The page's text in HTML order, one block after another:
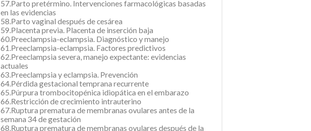
57.Parto pretérmino. Intervenciones farmacológicas basadas
en las evidencias
58.Parto vaginal después de cesárea
59.Placenta previa. Placenta de inserción baja
60.Preeclampsia-eclampsia. Diagnóstico y manejo
61.Preeclampsia-eclampsia. Factores predictivos
62.Preeclampsia severa, manejo expectante: evidencias
actuales
63.Preeclampsia y eclampsia. Prevención
64.Pérdida gestacional temprana recurrente
65.Púrpura trombocitopénica idiopática en el embarazo
66.Restricción de crecimiento intrauterino
67.Ruptura prematura de membranas ovulares antes de la
semana 34 de gestación
68.Ruptura prematura de membranas ovulares después de la